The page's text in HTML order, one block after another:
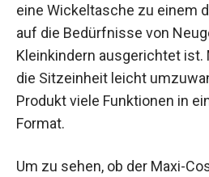
eine Wickeltasche zu einem
auf die Bedürfnisse von
Kleinkindern ausgerichtet ist.
die Sitzeinheit leicht
Produkt viele Funktionen in
Format.
Um zu sehen, ob der Maxi-